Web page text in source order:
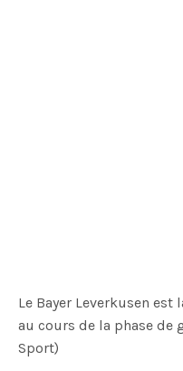
Le Bayer Leverkusen
au cours de la phase de
Sport)